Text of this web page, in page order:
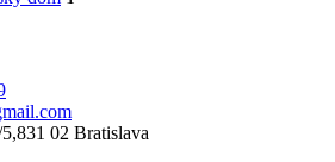
02 Bratislava